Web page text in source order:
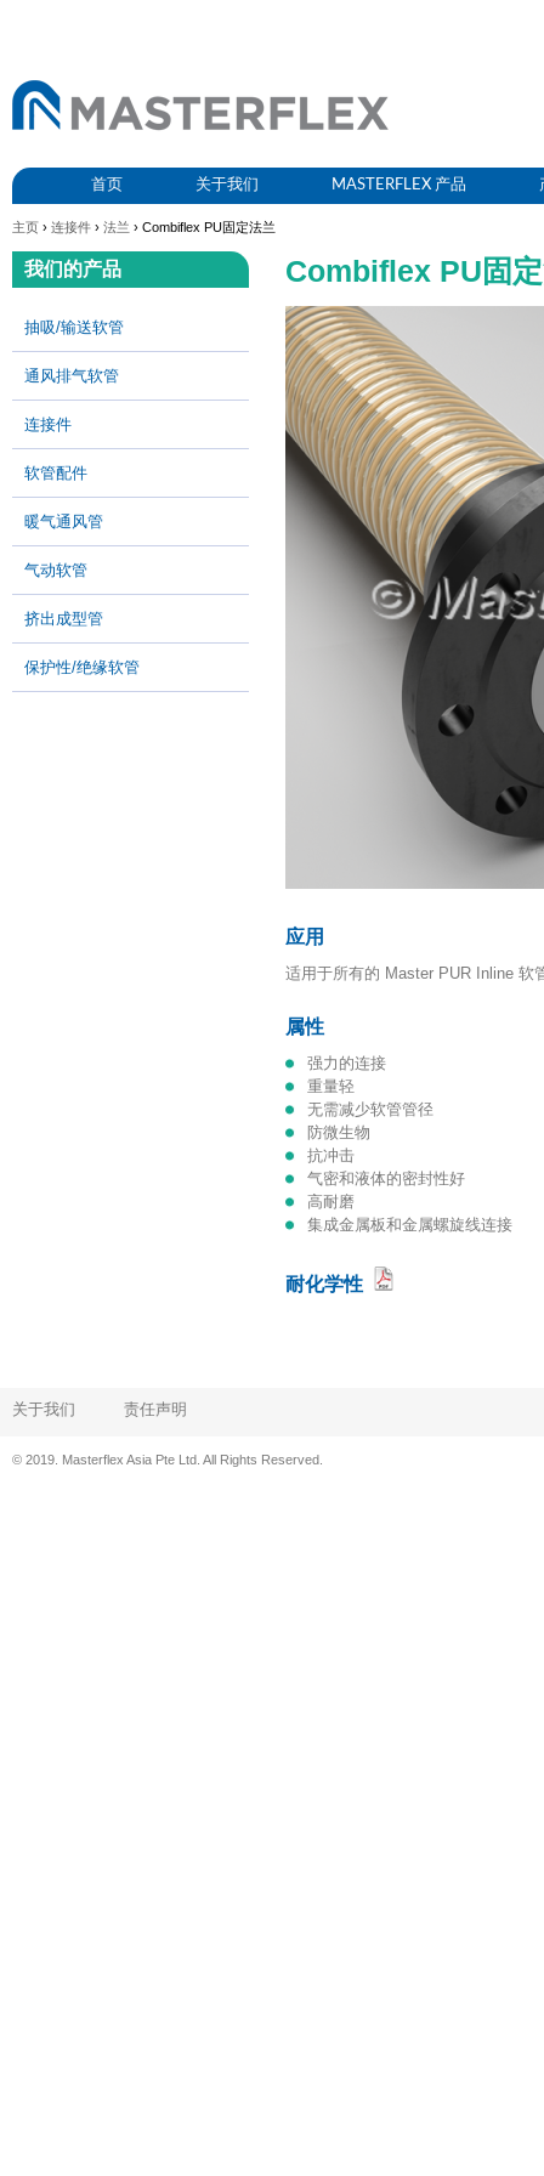
首页 关于我们 MASTERFLEX 产品
主页 › 连接件 › 法兰 › Combiflex PU固定法兰
Combiflex PU固
应用
适用于所有的 Master PUR Inline 软
属性
强力的连接
重量轻
无需减少软管管径
防微生物
抗冲击
气密和液体的密封性好
高耐磨
集成金属板和金属螺旋线连接
耐化学性
我们的产品
抽吸/输送软管
通风排气软管
连接件
软管配件
暖气通风管
气动软管
挤出成型管
保护性/绝缘软管
关于我们 责任声明
© 2019. Masterflex Asia Pte Ltd. All Rights Reserved.